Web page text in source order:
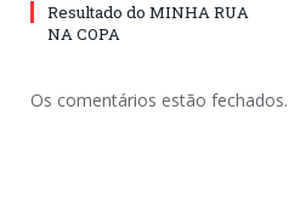
Resultado do MINHA RUA
NA COPA
Os comentários estão fechados.